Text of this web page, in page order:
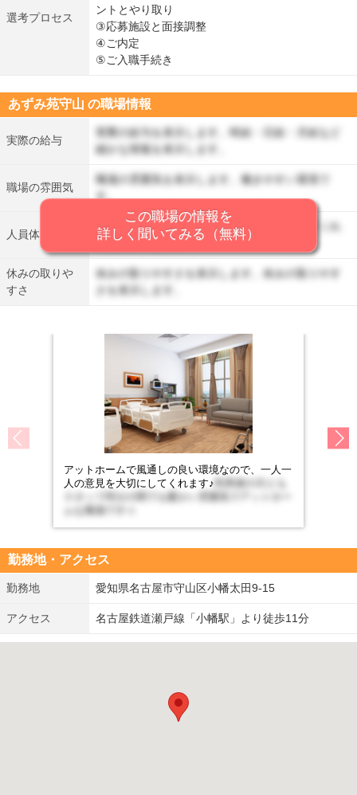
選考プロセス
ントとやり取り
③応募施設と面接調整
④ご内定
⑤ご入職手続き
あずみ苑守山 の職場情報
実際の給与
実際の給与を表示します。時給・日給・月給など
細かな情報を表示します。
職場の雰囲気
職場の雰囲気を表示します。働きやすい環境で
す。
人員体制
人員体制を表示します。丁寧に仕事を教えてくれ
る先輩がいます。
休みの取りや
すさ
休みの取りやすさを表示します。休みの取りやす
さを表示します。
この職場の情報を
詳しく聞いてみる（無料）
アットホームで風通しの良い環境なので、一人一
人の意見を大切にしてくれます♪ 利用者の方とも
スタッフ同士の間でも暖かい雰囲気でアットホー
ムな職場です☆
勤務地・アクセス
勤務地 愛知県名古屋市守山区小幡太田9-15
アクセス 名古屋鉄道瀬戸線「小幡駅」より徒歩11分